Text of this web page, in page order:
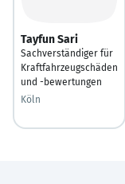
Tayfun Sari
Sachverständiger für
Kraftfahrzeugschäden
und -bewertungen
Köln